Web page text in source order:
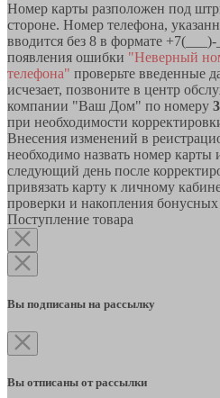
Номер карты разположен под
стороне. Номер телефона,
вводится без 8 в формате
появления ошибки "Неверный
телефона" проверьте введенные
исчезает, позвоните в центр
компании "Ваш Дом" по номеру
при необходимости
Внесения изменений в
необходимо назвать номер
следующий день после
привязать карту к личному
проверки и накопления бонусных
Поступление товара
Вы подписаны на рассылку
Вы отписаны от рассылки